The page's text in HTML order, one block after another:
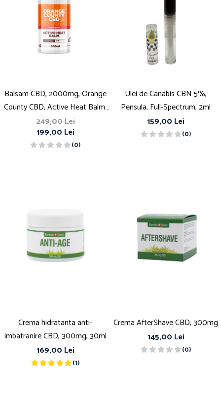
Balsam CBD, 2000mg, Orange
County CBD, Active Heat Balm,
100ml
249,00 Lei
199,00 Lei
(0)
Ulei de Canabis CBN 5%,
Pensula, Full-Spectrum, 2ml
159,00 Lei
(0)
Crema hidratanta anti-
imbatranire CBD, 300mg, 30ml
169,00 Lei
(1)
Crema AfterShave CBD, 300mg
145,00 Lei
(0)